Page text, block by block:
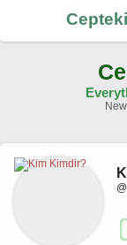
Chat Rooms